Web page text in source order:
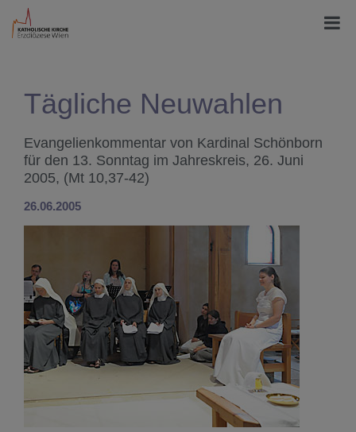
Tägliche Neuwahlen
Evangelienkommentar von Kardinal Schönborn
für den 13. Sonntag im Jahreskreis, 26. Juni
2005, (Mt 10,37-42)
26.06.2005